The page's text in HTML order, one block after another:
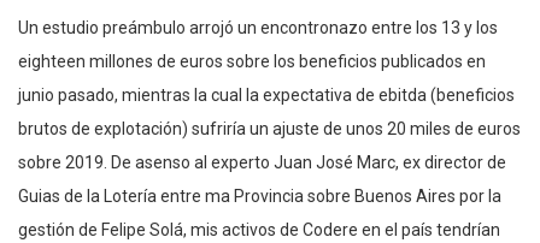
Un estudio preámbulo arrojó un encontronazo entre los 13 y los
eighteen millones de euros sobre los beneficios publicados en
junio pasado, mientras la cual la expectativa de ebitda (beneficios
brutos de explotación) sufriría un ajuste de unos 20 miles de euros
sobre 2019. De asenso al experto Juan José Marc, ex director de
Guias de la Lotería entre ma Provincia sobre Buenos Aires por la
gestión de Felipe Solá, mis activos de Codere en el país tendrían